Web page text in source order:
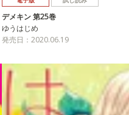
デメキン 第25巻
ゆうはじめ
発売日：2020.06.19